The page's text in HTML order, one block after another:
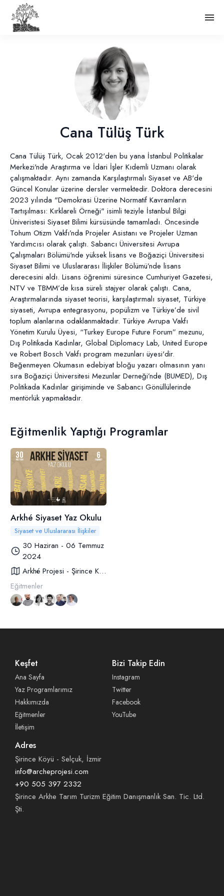
Cana Tülüş Türk
Cana Tülüş Türk, Ocak 2012'den bu yana İstanbul Politikalar
Merkezi'nde Araştırma ve İdari İşler Kıdemli Uzmanı olarak
çalışmaktadır. Aynı zamanda Karşılaştırmalı Siyaset ve AB'de
Güncel Konular üzerine dersler vermektedir. Doktora derecesini
2023 yılında "Demokrasi Üzerine Normatif Kavramların
Tartışılması: Kırklareli Örneği" isimli teziyle İstanbul Bilgi
Üniveristesi Siyaset Bilimi kürsüsünde tamamladı. Öncesinde
Tohum Otizm Vakfı’nda Projeler Asistanı ve Projeler Uzman
Yardımcısı olarak çalıştı. Sabancı Üniversitesi Avrupa
Çalışmaları Bölümü'nde yüksek lisans ve Boğaziçi Üniversitesi
Siyaset Bilimi ve Uluslararası İlişkiler Bölümü’nde lisans
derecesini aldı. Lisans öğrenimi süresince Cumhuriyet Gazetesi,
NTV ve TBMM’de kısa süreli stajyer olarak çalıştı. Cana,
Araştırmalarında siyaset teorisi, karşılaştırmalı siyaset, Türkiye
siyaseti, Avrupa entegrasyonu, popülizm ve Türkiye’de sivil
toplum alanlarına odaklanmaktadır. Türkiye Avrupa Vakfı
Yönetim Kurulu Üyesi, “Turkey Europe Future Forum” mezunu,
Dış Politikada Kadınlar, Global Diplomacy Lab, United Europe
ve Robert Bosch Vakfı program mezunları üyesi'dir.
Beğenmeyen Okumasın edebiyat bloğu yazarı olmasının yanı
sıra Boğaziçi Üniversitesi Mezunlar Derneği’nde (BUMED), Dış
Politikada Kadınlar girişiminde ve Sabancı Gönüllülerinde
mentörlük yapmaktadır.
Eğitmenlik Yaptığı Programlar
Arkhé Siyaset Yaz Okulu
Siyaset ve Uluslararası İlişkiler
30 Haziran - 06 Temmuz
2024
Arkhé Projesi - Şirince Köyü
Eğitmenler
Keşfet
Ana Sayfa
Yaz Programlarımız
Hakkımızda
Eğitmenler
İletişim
Bizi Takip Edin
Instagram
Twitter
Facebook
YouTube
Adres
Şirince Köyü - Selçuk, İzmir
info@archeprojesi.com
+90 505 397 2332
Şirince Arkhe Tarım Turizm Eğitim Danışmanlık San. Tic. Ltd.
Şti.